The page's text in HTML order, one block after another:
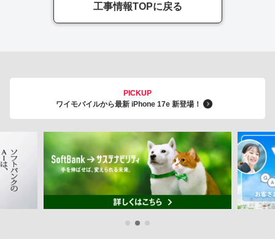
工事情報TOPに戻る
PICKUP
ワイモバイルから最新 iPhone 17e 新登場！